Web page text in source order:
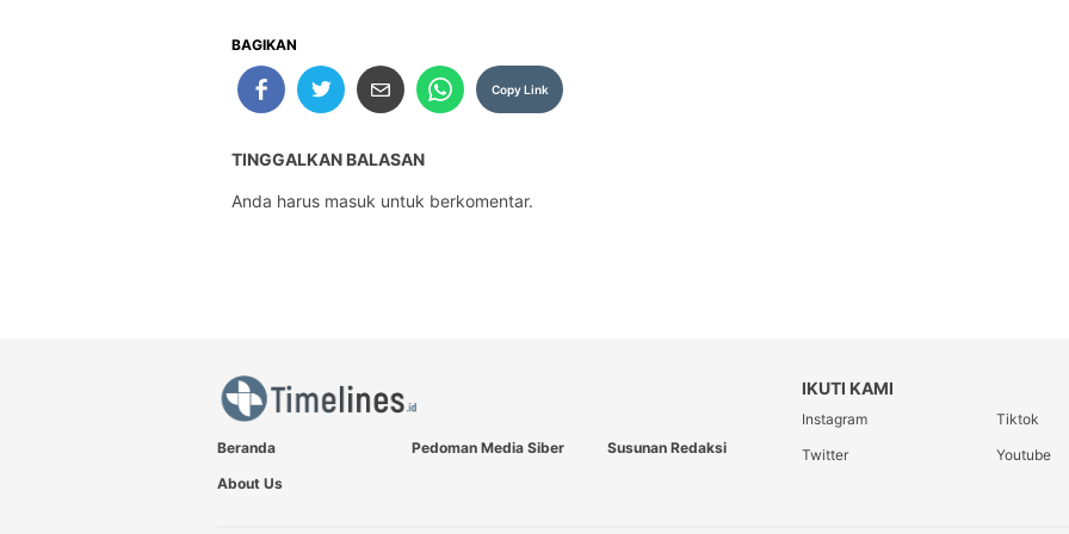
BAGIKAN
Copy Link
TINGGALKAN BALASAN
Anda harus masuk untuk berkomentar.
Beranda Pedoman Media Siber
Susunan Redaksi
About Us
IKUTI KAMI
Instagram Tiktok
Twitter
Youtube